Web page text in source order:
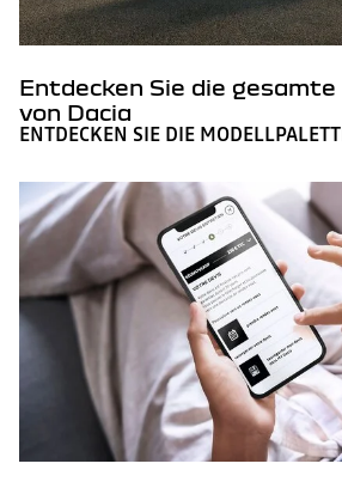
Entdecken Sie die
von Dacia
ENTDECKEN SIE DIE